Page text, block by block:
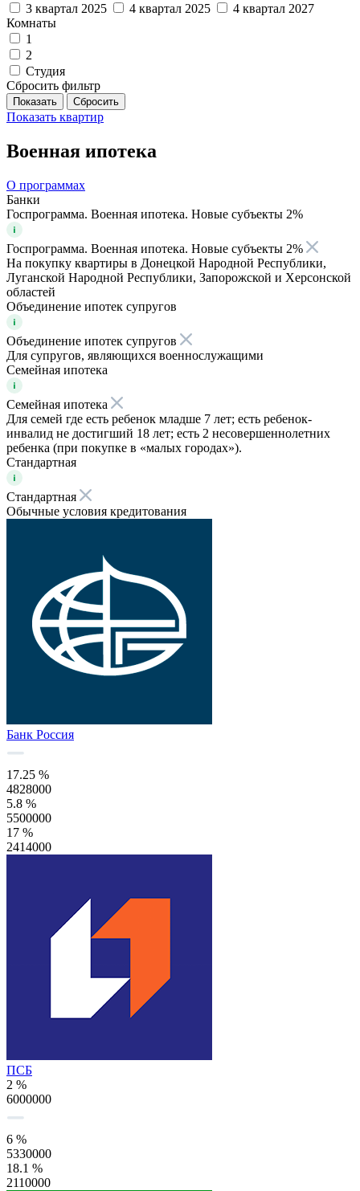
3 квартал 2025 4 квартал 2025
4 квартал 2027
Комнаты
1
2
Студия
Сбросить фильтр
Показать квартир
Военная ипотека
О программах
Банки
Госпрограмма. Военная ипотека. Новые субъекты 2%
Госпрограмма. Военная ипотека. Новые субъекты 2%
На покупку квартиры в Донецкой Народной Республики,
Луганской Народной Республики, Запорожской и Херсонской
областей
Объединение ипотек супругов
Объединение ипотек супругов
Для супругов, являющихся военнослужащими
Семейная ипотека
Семейная ипотека
Для семей где есть ребенок младше 7 лет; есть ребенок-
инвалид не достигший 18 лет; есть 2 несовершеннолетних
ребенка (при покупке в «малых городах»).
Стандартная
Стандартная
Обычные условия кредитования
Банк Россия
17.25 %
4828000
5.8 %
5500000
17 %
2414000
ПСБ
2 %
6000000
6 %
5330000
18.1 %
2110000